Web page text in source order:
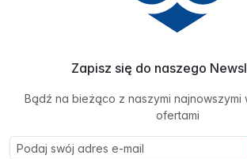
Zapisz się do naszego
Bądź na bieżąco z naszymi najnowszymi
ofertami